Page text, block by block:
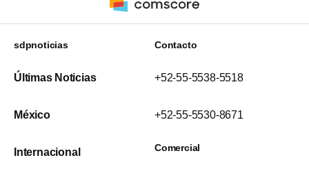
sdpnoticias
Últimas Noticias
México
Internacional
Contacto
+52-55-5538-5518
+52-55-5530-8671
Comercial